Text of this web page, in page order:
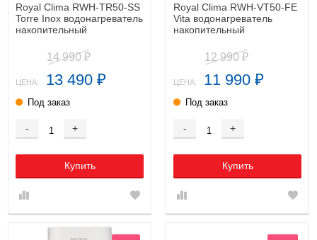
Royal Clima RWH-TR50-SS
Torre Inox водонагреватель
накопительный
14 990 ₽
ЦЕНА: 13 490 ₽
Под заказ
- +
Купить
Royal Clima RWH-VT50-FE
Vita водонагреватель
накопительный
12 990 ₽
ЦЕНА: 11 990 ₽
Под заказ
- +
Купить